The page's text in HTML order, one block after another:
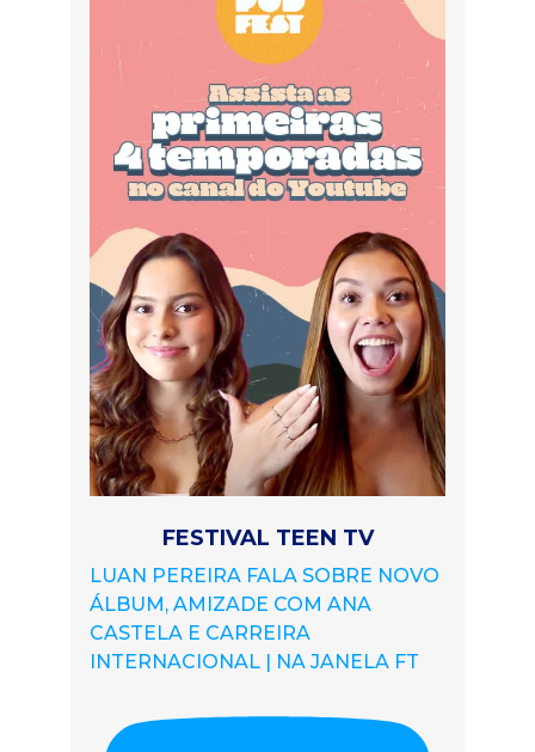
FESTIVAL TEEN TV
LUAN PEREIRA FALA SOBRE NOVO
ÁLBUM, AMIZADE COM ANA
CASTELA E CARREIRA
INTERNACIONAL | NA JANELA FT